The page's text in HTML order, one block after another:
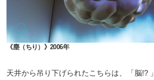
《塵（ちり）》2006年
天井から吊り下げられたこちらは、「脳!?